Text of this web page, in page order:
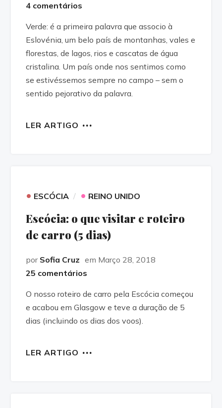
4 comentários
Verde: é a primeira palavra que associo à
Eslovénia, um belo país de montanhas, vales e
florestas, de lagos, rios e cascatas de água
cristalina. Um país onde nos sentimos como
se estivéssemos sempre no campo – sem o
sentido pejorativo da palavra.
LER ARTIGO
• ESCÓCIA • REINO UNIDO
Escócia: o que visitar e roteiro
de carro (5 dias)
por Sofia Cruz em Março 28, 2018
25 comentários
O nosso roteiro de carro pela Escócia começou
e acabou em Glasgow e teve a duração de 5
dias (incluindo os dias dos voos).
LER ARTIGO